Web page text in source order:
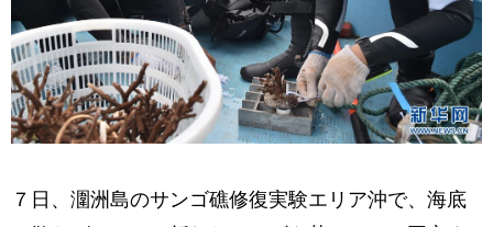
７日、潿洲島のサンゴ礁修復実験エリア沖で、海底